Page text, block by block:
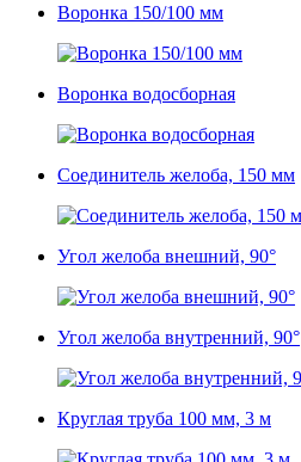
Воронка 150/100 мм
Воронка водосборная
Соединитель желоба, 150 мм
Угол желоба внешний, 90°
Угол желоба внутренний, 90°
Круглая труба 100 мм, 3 м